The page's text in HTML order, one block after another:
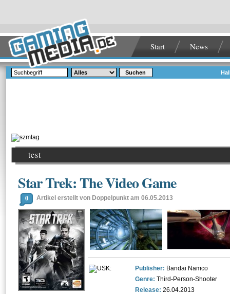
Start News
Suchen
test
Star Trek: The Video Game
0 Artikel erstellt von Doppelpunkt am 06.05.2013
Publisher: Bandai Namco
Genre: Third-Person-Shooter
Release: 26.04.2013